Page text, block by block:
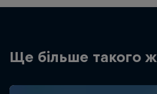
Ще більше такого ж